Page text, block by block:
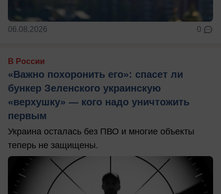
06.08.2026 0
В России
«Важно похоронить его»: спасет ли
бункер Зеленского украинскую
«верхушку» — кого надо уничтожить
первым
Украина осталась без ПВО и многие объекты
теперь не защищены.